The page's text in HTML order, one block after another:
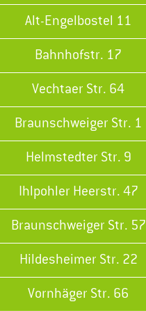
Alt-Engelbostel 11
Bahnhofstr. 17
Vechtaer Str. 64
Braunschweiger Str. 1
Helmstedter Str. 9
Ihlpohler Heerstr. 47
Braunschweiger Str. 57
Hildesheimer Str. 22
Vornhäger Str. 66